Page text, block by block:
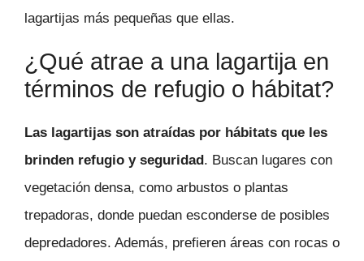
lagartijas más pequeñas que ellas.
¿Qué atrae a una lagartija en
términos de refugio o hábitat?
Las lagartijas son atraídas por hábitats que les
brinden refugio y seguridad. Buscan lugares con
vegetación densa, como arbustos o plantas
trepadoras, donde puedan esconderse de posibles
depredadores. Además, prefieren áreas con rocas o